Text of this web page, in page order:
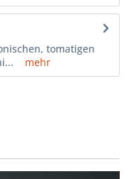
tomatigen
mehr